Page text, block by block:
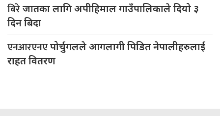
बिरेजातका लागि अपीहिमाल गाउँपालिकाले दियो ३
दिन बिदा
एनआरएनएपोर्चुगलले आगलागी पिडित नेपालीहरुलाई
राहत वितरण